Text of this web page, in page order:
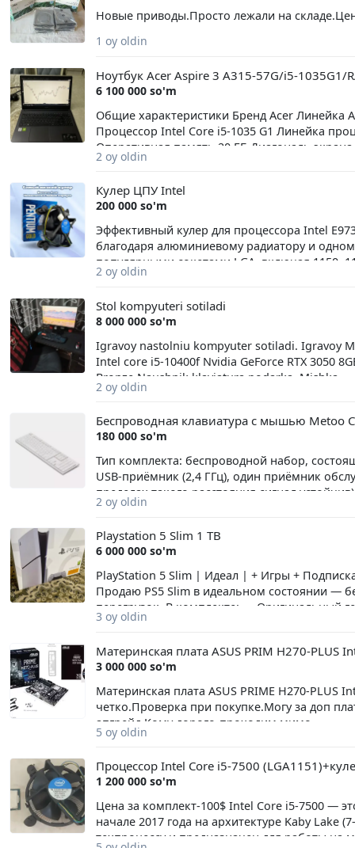
Новые приводы.Просто лежали на
1 oy oldin
Ноутбук Acer Aspire 3 A315-57G/i5-1035G1/
6 100 000 so'm
Общие характеристики Бренд Acer Линейка
Процессор Intel Core i5-1035 G1 Линейка
Оперативная память 20 ГБ Диагональ
экрана 60 Гц Тип покрытия экрана
Общий объем накопителей HDD 1TB
Ноутбукни шахсан узим ишлатганман
Перехадник + Каробка + Документ Кунгилни
2 oy oldin
Кулер ЦПУ Intel
200 000 so'm
Эффективный кулер для процессора Intel
благодаря алюминиевому радиатору и
популярными сокетами LGA, включая 1150,
различных систем. Тихая и надёжная
Уровень шума не превышает 36 дБ, что
Простота установки и долговечность
удобство монтажа. Кулер рассчитан на
для процессоров среднего класса.
5747555014 Бренд Intel Сила тока 0.6 А
(TDP) 73 Сокет LGA 1150, LGA 1151, LGA
Диаметр вентилятора 90 Толщина
мм Минимальная скорость вращения 1000
23 дБ Тип подшипника скольжения Помпа
коннектора 4-pin PWM Регулятор оборотов
88 мм Вес 243 г
2 oy oldin
Stol kompyuteri sotiladi
8 000 000 so'm
Igravoy nastolniu kompyuter sotiladi. Igravoy
Intel core i5-10400f Nvidia GeForce RTX 3050
Bronze Naushnik klaviatura podarka. Mishka
2 oy oldin
Беспроводная клавиатура с мышью Metoo
180 000 so'm
Тип комплекта: беспроводной набор,
USB‑приёмник (2,4 ГГц), один приёмник
пределах такого расстояния сигнал
~104 клавишами, тихий ход клавиш (в
клавиатура — 1 батарейка AAA, мышь — 1
режим при бездействии Совместимость:
2 oy oldin
Playstation 5 Slim 1 TB
6 000 000 so'm
PlayStation 5 Slim | Идеал | + Игры +
Продаю PS5 Slim в идеальном состоянии —
перегрузок. В комплекте: — Оригинальный
БОНУСЫ: — Подписка EA на 1 год —
(6.200.000) Срочно, есть торг при быстрой
Реальному покупателю — отдам быстро,
3 oy oldin
Материнская плата ASUS PRIM H270-PLUS
3 000 000 so'm
Материнская плата ASUS PRIME H270-PLUS
четко.Проверка при покупке.Могу за доп
апгрейд.Кому дорого-проходим мимо.
5 oy oldin
Процессор Intel Core i5-7500
1 200 000 so'm
Цена за комплект-100$ Intel Core i5-7500 —
начале 2017 года на архитектуре Kaby Lake
техпроцессу и предназначен для работы на